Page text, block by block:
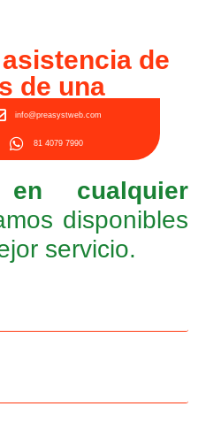
de
de una
info@preasystweb.com
81 4079 7990
en cualquier
disponibles
servicio.